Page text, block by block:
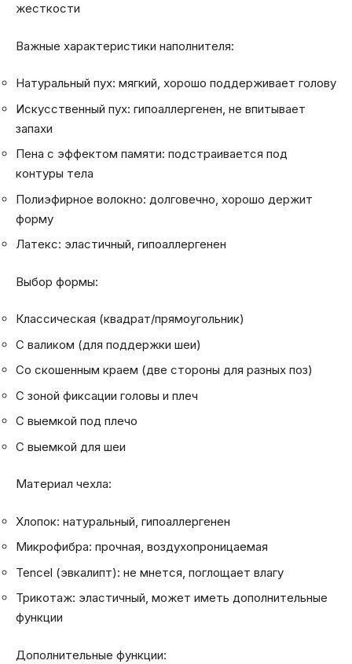
жесткости
Важные характеристики наполнителя:
Натуральный пух: мягкий, хорошо поддерживает голову
Искусственный пух: гипоаллергенен, не впитывает
запахи
Пена с эффектом памяти: подстраивается под
контуры тела
Полиэфирное волокно: долговечно, хорошо держит
форму
Латекс: эластичный, гипоаллергенен
Выбор формы:
Классическая (квадрат/прямоугольник)
С валиком (для поддержки шеи)
Со скошенным краем (две стороны для разных поз)
С зоной фиксации головы и плеч
С выемкой под плечо
С выемкой для шеи
Материал чехла:
Хлопок: натуральный, гипоаллергенен
Микрофибра: прочная, воздухопроницаемая
Tencel (эвкалипт): не мнется, поглощает влагу
Трикотаж: эластичный, может иметь дополнительные
функции
Дополнительные функции: